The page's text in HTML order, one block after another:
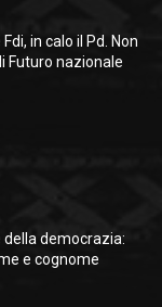
in calo il Pd. Non
Futuro nazionale
democrazia:
e cognome